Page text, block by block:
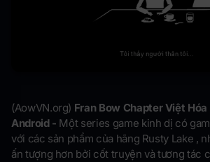
(AowVN.org) Fran Bow Chapter Việt
Android​ - Một series game kinh dị có
với các sản phẩm của hãng Rusty Lake ,
ấn tượng hơn bởi cốt truyện và tương tác